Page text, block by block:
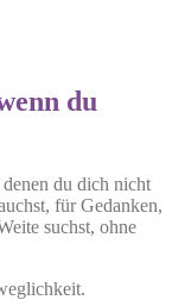
du
du dich nicht
für Gedanken,
suchst, ohne